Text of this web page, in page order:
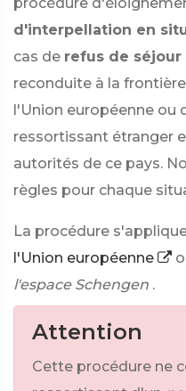
d'interpellation en
cas de refus de séjour
reconduite à la
l'Union européenne ou
ressortissant étranger
autorités de ce pays.
règles pour chaque
La procédure
l'Union européenne
l'espace Schengen .
Attention
Cette procédure ne